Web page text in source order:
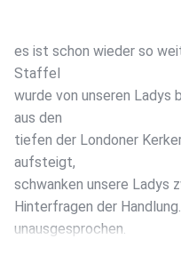
es ist schon wieder so
Staffel
wurde von unseren Ladys
aus den
tiefen der Londoner
aufsteigt,
schwanken unsere Ladys
Hinterfragen der
unausgesprochen.